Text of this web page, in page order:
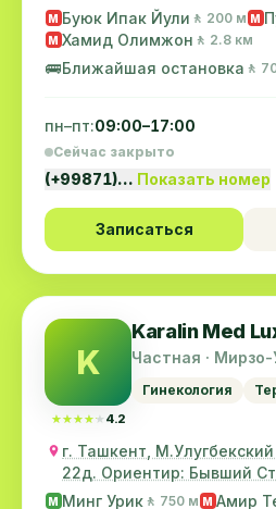
магазин ковров "...
M Буюк Ипак Йули 🚶 200 м M
M Хамид Олимжон 🚶 2.8 км
🚌Ближайшая остановка 🚶
пн–пт:09:00–17:00
Сейчас закрыто
(+99871)… Показать номер
Записаться
K
★★★★★
★★★★★ 4.2
Karalin Med
Частная ·
Гинекология
г. Ташкент, М.Улугбекский
22д. Ориентир: Бывший
M Минг Урик 🚶 750 м M Амир